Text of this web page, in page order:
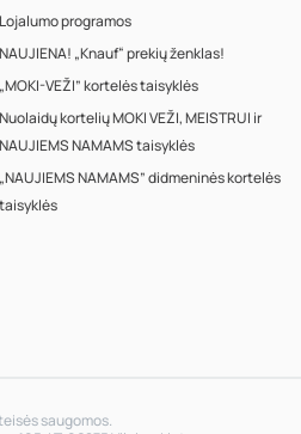
Lojalumo programos
NAUJIENA! „Knauf“ prekių ženklas!
„MOKI-VEŽI” kortelės taisyklės
Nuolaidų kortelių MOKI VEŽI, MEISTRUI ir
NAUJIEMS NAMAMS taisyklės
„NAUJIEMS NAMAMS” didmeninės kortelės
taisyklės
saugomos.